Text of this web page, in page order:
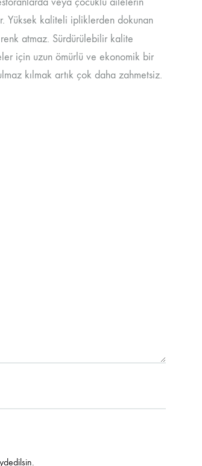
Yüksek kaliteli ipliklerden dokunan
atmaz. Sürdürülebilir kalite
için uzun ömürlü ve ekonomik bir
kılmak artık çok daha zahmetsiz.